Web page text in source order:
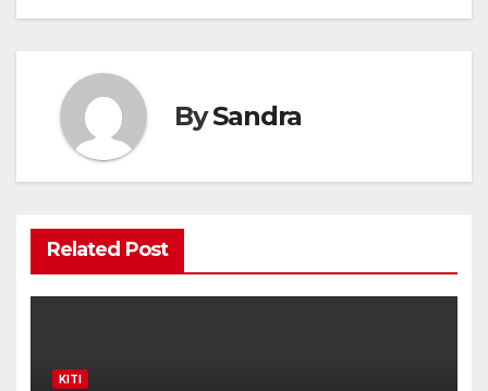
BySandra
Related Post
KITI